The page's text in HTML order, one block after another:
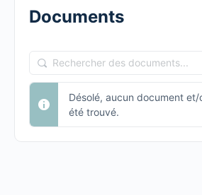
Documents
Rechercher
des
documents...Désolé, aucun document et/
été trouvé.